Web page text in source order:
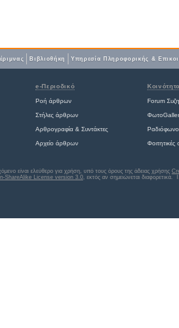
Βιβλιοθήκη Yπηρεσία Πληροφορικής &
e-Περιοδικό
Ροή άρθρων Forum
Στήλες άρθρων
Αρθρογραφία & Συντάκτες Ραδιόφωνο
Αρχείο άρθρων
είναι ελεύθερο για χρήση, υπό τους όρους της άδειας χρήσης
ShareAlike License version 3.0, εκτός αν σημειώνεται διαφορετικά.